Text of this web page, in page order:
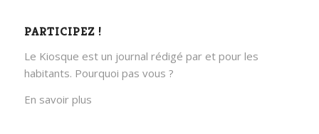
PARTICIPEZ !
Le Kiosque est un journal rédigé par et pour les
habitants. Pourquoi pas vous ?
En savoir plus